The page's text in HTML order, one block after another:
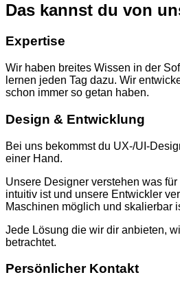
Das kannst du von
Expertise
Wir haben breites Wissen in der
lernen jeden Tag dazu. Wir
schon immer so getan haben.
Design & Entwicklung
Bei uns bekommst du UX-/UI-
einer Hand.
Unsere Designer verstehen was
intuitiv ist und unsere Entwickler
Maschinen möglich und skalierbar
Jede Lösung die wir dir anbieten,
betrachtet.
Persönlicher Kontakt